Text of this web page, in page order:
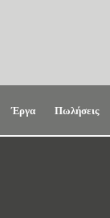
Έργα Πωλήσεις